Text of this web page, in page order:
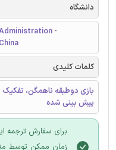
دانشگاه
-
کلمات کلیدی
بازی دوطبقه ناهمگن،
پیش بینی شده
برای سفارش ترجمه
زمان ممکن توسط